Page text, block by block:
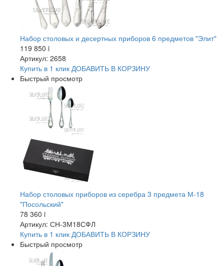
Набор столовых и десертных приборов 6 предметов "Элит"
119 850 i
Артикул: 2658
Купить в 1 клик ДОБАВИТЬ В КОРЗИНУ
Быстрый просмотр
Набор столовых приборов из серебра 3 предмета М-18
"Посольский"
78 360 i
Артикул: СН-3М18СФЛ
Купить в 1 клик ДОБАВИТЬ В КОРЗИНУ
Быстрый просмотр